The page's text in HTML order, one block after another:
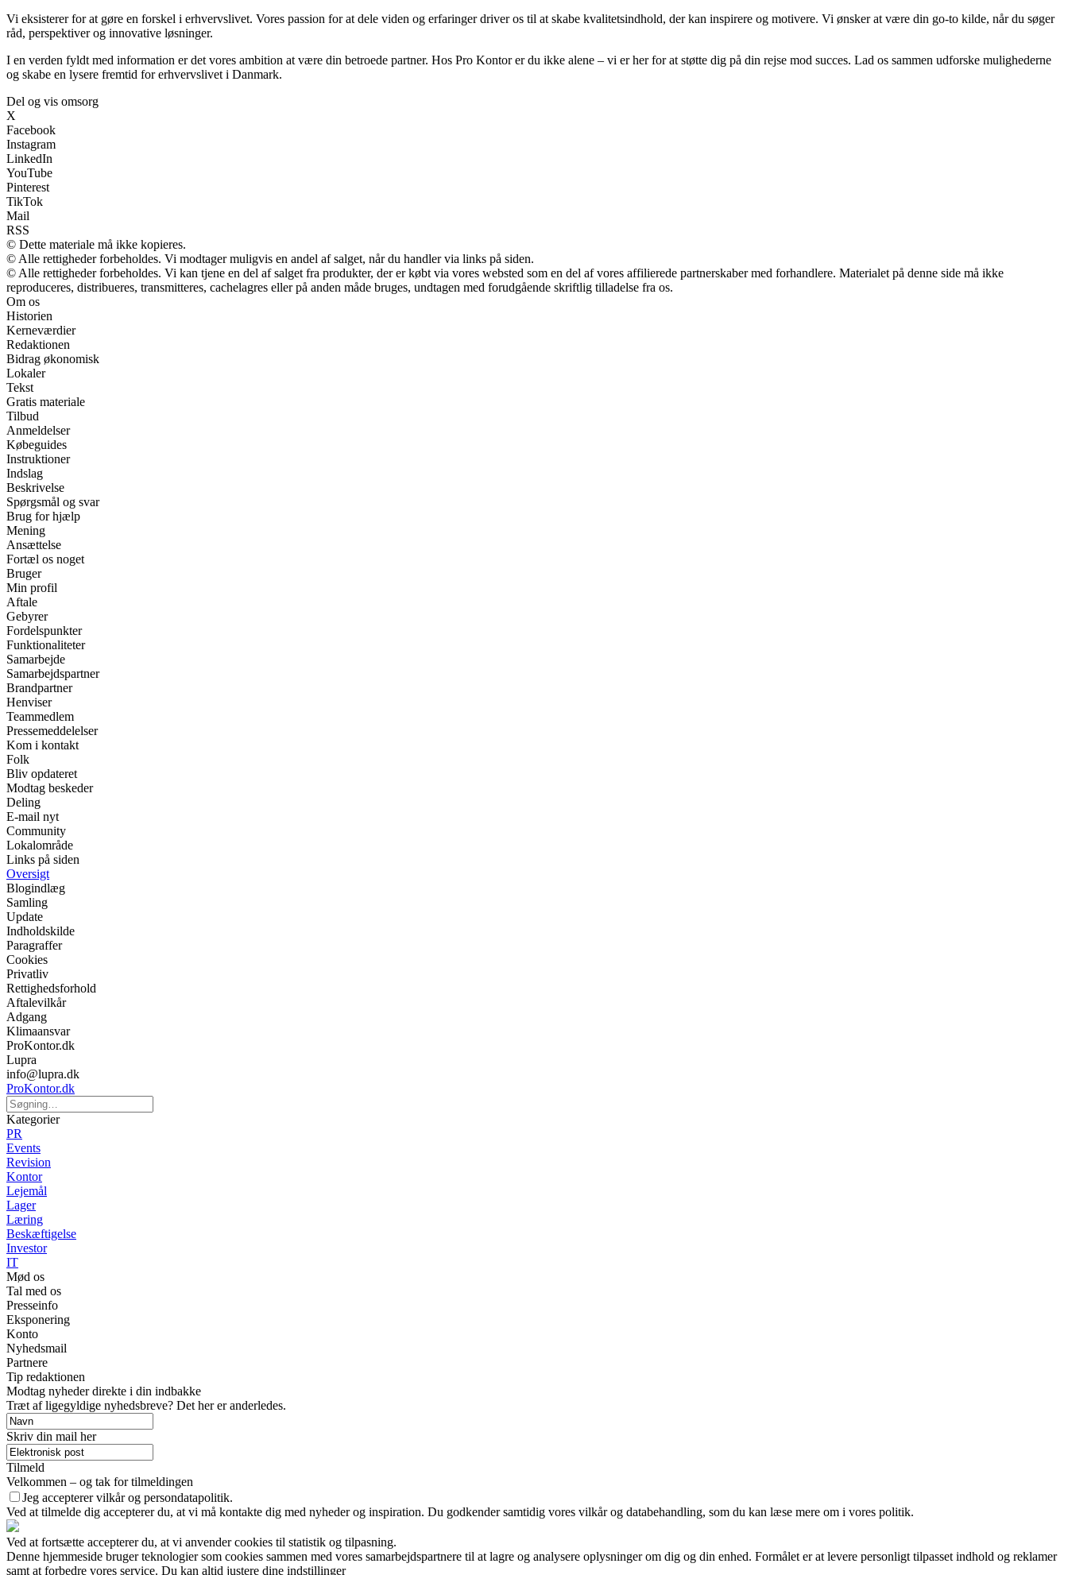
Vi eksisterer for at gøre en forskel i erhvervslivet. Vores passion for at dele viden og erfaringer driver os til at skabe kvalitetsindhold, der kan inspirere og motivere. Vi ønsker at være din go-to kilde, når du søger
råd, perspektiver og innovative løsninger.
I en verden fyldt med information er det vores ambition at være din betroede partner. Hos Pro Kontor er du ikke alene – vi er her for at støtte dig på din rejse mod succes. Lad os sammen udforske mulighederne
og skabe en lysere fremtid for erhvervslivet i Danmark.
Del og vis omsorg
X
Facebook
Instagram
LinkedIn
YouTube
Pinterest
TikTok
Mail
RSS
© Dette materiale må ikke kopieres.
© Alle rettigheder forbeholdes. Vi modtager muligvis en andel af salget, når du handler via links på siden.
© Alle rettigheder forbeholdes. Vi kan tjene en del af salget fra produkter, der er købt via vores websted som en del af vores affilierede partnerskaber med forhandlere. Materialet på denne side må ikke
reproduceres, distribueres, transmitteres, cachelagres eller på anden måde bruges, undtagen med forudgående skriftlig tilladelse fra os.
Om os
Historien
Kerneværdier
Redaktionen
Bidrag økonomisk
Lokaler
Tekst
Gratis materiale
Tilbud
Anmeldelser
Købeguides
Instruktioner
Indslag
Beskrivelse
Spørgsmål og svar
Brug for hjælp
Mening
Ansættelse
Fortæl os noget
Bruger
Min profil
Aftale
Gebyrer
Fordelspunkter
Funktionaliteter
Samarbejde
Samarbejdspartner
Brandpartner
Henviser
Teammedlem
Pressemeddelelser
Kom i kontakt
Folk
Bliv opdateret
Modtag beskeder
Deling
E-mail nyt
Community
Lokalområde
Links på siden
Oversigt
Blogindlæg
Samling
Update
Indholdskilde
Paragraffer
Cookies
Privatliv
Rettighedsforhold
Aftalevilkår
Adgang
Klimaansvar
ProKontor.dk
Lupra
info@lupra.dk
ProKontor.dk
Kategorier
PR
Events
Revision
Kontor
Lejemål
Lager
Læring
Beskæftigelse
Investor
IT
Mød os
Tal med os
Presseinfo
Eksponering
Konto
Nyhedsmail
Partnere
Tip redaktionen
Modtag nyheder direkte i din indbakke
Træt af ligegyldige nyhedsbreve? Det her er anderledes.
Skriv din mail her
Tilmeld
Velkommen – og tak for tilmeldingen
Jeg accepterer vilkår og persondatapolitik.
Ved at tilmelde dig accepterer du, at vi må kontakte dig med nyheder og inspiration. Du godkender samtidig vores vilkår og databehandling, som du kan læse mere om i vores politik.
Ved at fortsætte accepterer du, at vi anvender cookies til statistik og tilpasning.
Denne hjemmeside bruger teknologier som cookies sammen med vores samarbejdspartnere til at lagre og analysere oplysninger om dig og din enhed. Formålet er at levere personligt tilpasset indhold og reklamer
samt at forbedre vores service. Du kan altid justere dine indstillinger